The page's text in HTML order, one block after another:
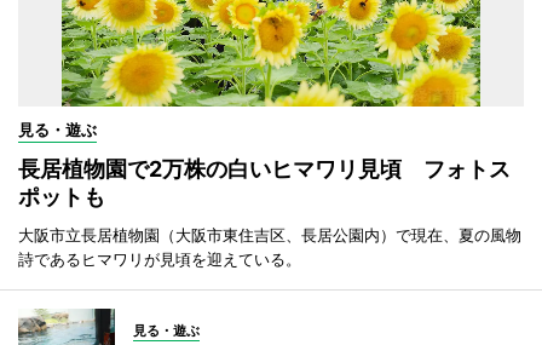
見る・遊ぶ
長居植物園で2万株の白いヒマワリ見頃 フォトス
ポットも
大阪市立長居植物園（大阪市東住吉区、長居公園内）で現在、夏の風物
詩であるヒマワリが見頃を迎えている。
見る・遊ぶ